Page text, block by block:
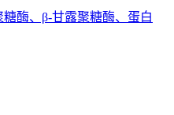
酶、β-甘露聚糖酶、蛋白